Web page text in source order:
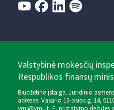
Valstybinė mokesčių
Respublikos finansų
Biudžetinė įstaiga. Juridinio
adresas: Vasario 16-osios g. 14,